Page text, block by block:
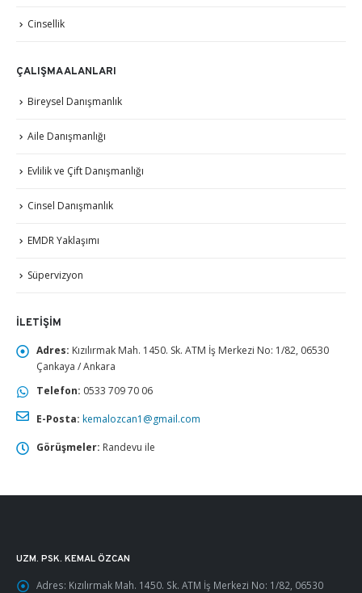
Cinsellik
ÇALIŞMA ALANLARI
Bireysel Danışmanlık
Aile Danışmanlığı
Evlilik ve Çift Danışmanlığı
Cinsel Danışmanlık
EMDR Yaklaşımı
Süpervizyon
İLETIŞIM
Adres: Kızılırmak Mah. 1450. Sk. ATM İş Merkezi No: 1/82, 06530
Çankaya / Ankara
Telefon: 0533 709 70 06
E-Posta: kemalozcan1@gmail.com
Görüşmeler: Randevu ile
UZM. PSK. KEMAL ÖZCAN
Adres: Kızılırmak Mah. 1450. Sk. ATM İş Merkezi No: 1/82, 06530